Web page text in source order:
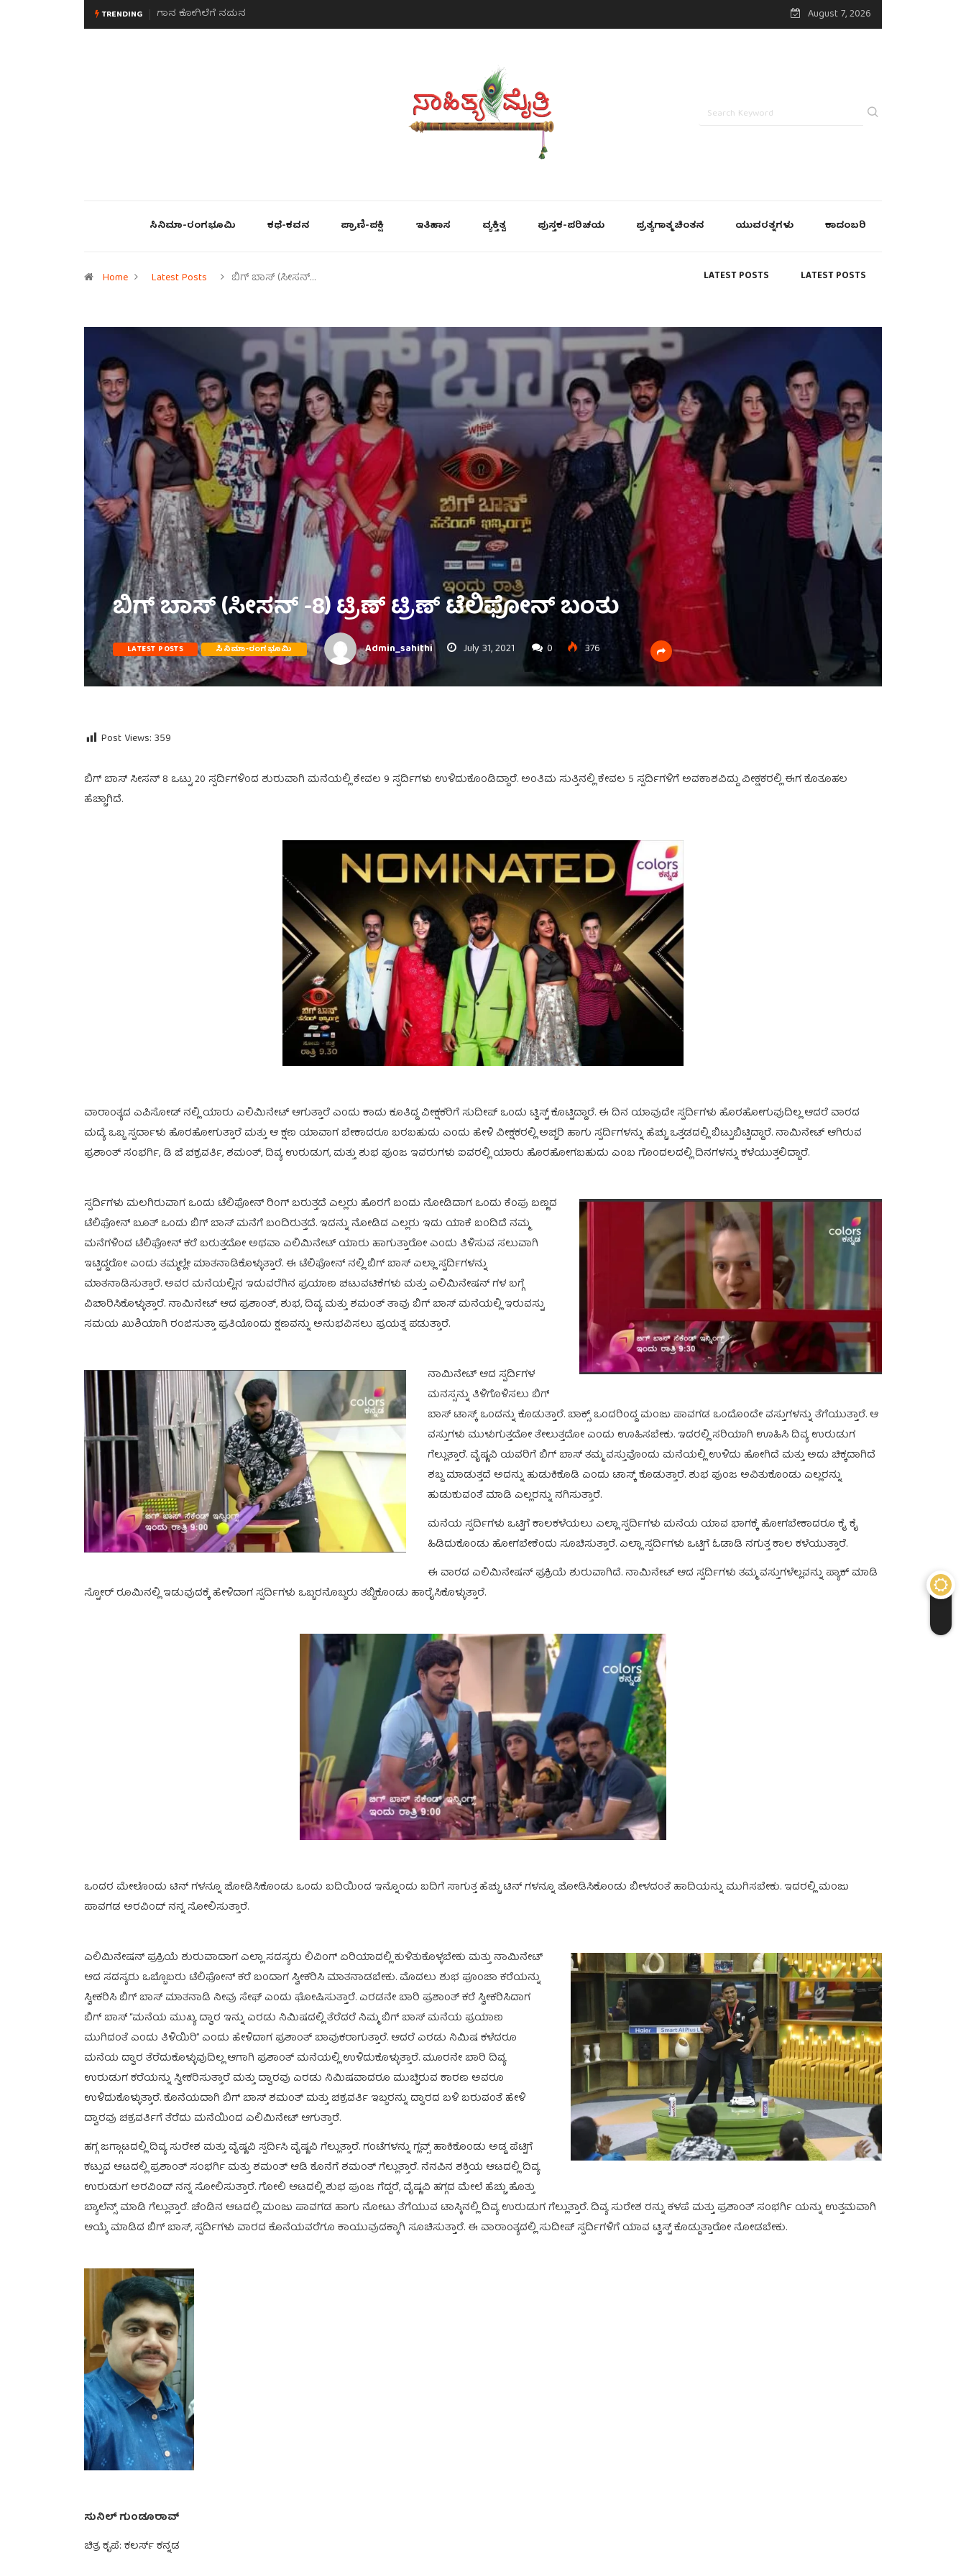
TRENDING ಮನಸಿನ ಸವಿಭಾವ August 7, 2026
ಸಿನಿಮಾ-ರಂಗಭೂಮಿ ಕಥೆ-ಕವನ ಪ್ರಾಣಿ-ಪಕ್ಷಿ ಇತಿಹಾಸ ವ್ಯಕ್ತಿತ್ವ ಪುಸ್ತಕ-ಪರಿಚಯ ಪ್ರತ್ಯಗಾತ್ಮ ಚಿಂತನ ಯುವರತ್ನಗಳು ಕಾದಂಬರಿ
LATEST POSTS LATEST POSTS
Home Latest Posts ಬಿಗ್ ಬಾಸ್ (ಸೀಸನ್…
ಬಿಗ್ ಬಾಸ್ (ಸೀಸನ್ -8) ಟ್ರಿಣ್ ಟ್ರಿಣ್ ಟೆಲಿಫೋನ್ ಬಂತು
LATEST POSTS ಸಿನಿಮಾ-ರಂಗಭೂಮಿ Admin_sahithi July 31, 2021 0 376
Post Views: 359
ಬಿಗ್ ಬಾಸ್ ಸೀಸನ್ 8 ಒಟ್ಟು 20 ಸ್ಪರ್ದಿಗಳಿಂದ ಶುರುವಾಗಿ ಮನೆಯಲ್ಲಿ ಕೇವಲ 9 ಸ್ಪರ್ದಿಗಳು ಉಳಿದುಕೊಂಡಿದ್ದಾರೆ. ಅಂತಿಮ ಸುತ್ತಿನಲ್ಲಿ ಕೇವಲ 5 ಸ್ಪರ್ದಿಗಳಿಗೆ ಅವಕಾಶವಿದ್ದು ವೀಕ್ಷಕರಲ್ಲಿ ಈಗ ಕೊತೂಹಲ
ಹೆಚ್ಚಾಗಿದೆ.
ವಾರಾಂತ್ಯದ ಎಪಿಸೋಡ್ ನಲ್ಲಿ ಯಾರು ಎಲಿಮಿನೇಟ್ ಆಗುತ್ತಾರೆ ಎಂದು ಕಾದು ಕೂತಿದ್ದ ವೀಕ್ಷಕರಿಗೆ ಸುದೀಪ್ ಒಂದು ಟ್ವಿಸ್ಟ್ ಕೊಟ್ಟಿದ್ದಾರೆ. ಈ ದಿನ ಯಾವುದೇ ಸ್ಪರ್ದಿಗಳು ಹೊರಹೋಗುವುದಿಲ್ಲ ಆದರೆ ವಾರದ
ಮದ್ಯೆ ಒಬ್ಬ ಸ್ಪರ್ದಾಳು ಹೊರಹೋಗುತ್ತಾರೆ ಮತ್ತು ಆ ಕ್ಷಣ ಯಾವಾಗ ಬೇಕಾದರೂ ಬರಬಹುದು ಎಂದು ಹೇಳಿ ವೀಕ್ಷಕರಲ್ಲಿ ಅಚ್ಚರಿ ಹಾಗು ಸ್ಪರ್ದಿಗಳನ್ನು ಹೆಚ್ಚು ಒತ್ತಡದಲ್ಲಿ ಬಿಟ್ಟುಬಿಟ್ಟಿದ್ದಾರೆ. ನಾಮಿನೇಟ್ ಆಗಿರುವ
ಪ್ರಶಾಂತ್ ಸಂಭರ್ಗಿ, ಡಿ ಜೆ ಚಕ್ರವರ್ತಿ, ಶಮಂತ್, ದಿವ್ಯ ಉರುಡುಗ, ಮತ್ತು ಶುಭ ಪುಂಜ ಇವರುಗಳು ಐವರಲ್ಲಿ ಯಾರು ಹೊರಹೋಗಬಹುದು ಎಂಬ ಗೊಂದಲದಲ್ಲಿ ದಿನಗಳನ್ನು ಕಳೆಯುತ್ತಲಿದ್ದಾರೆ.
ಸ್ಪರ್ದಿಗಳು ಮಲಗಿರುವಾಗ ಒಂದು ಟೆಲಿಫೋನ್ ರಿಂಗ್ ಬರುತ್ತದೆ ಎಲ್ಲರು ಹೊರಗೆ ಬಂದು ನೋಡಿದಾಗ ಒಂದು ಕೆಂಪು ಬಣ್ಣದ
ಟೆಲಿಫೋನ್ ಬೂತ್ ಒಂದು ಬಿಗ್ ಬಾಸ್ ಮನೆಗೆ ಬಂದಿರುತ್ತದೆ. ಇದನ್ನು ನೋಡಿದ ಎಲ್ಲರು ಇದು ಯಾಕೆ ಬಂದಿದೆ ನಮ್ಮ
ಮನೆಗಳಿಂದ ಟೆಲಿಫೋನ್ ಕರೆ ಬರುತ್ತದೋ ಅಥವಾ ಎಲಿಮಿನೇಟ್ ಯಾರು ಹಾಗುತ್ತಾರೋ ಎಂದು ತಿಳಿಸುವ ಸಲುವಾಗಿ
ಇಟ್ಟಿದ್ದರೋ ಎಂದು ತಮ್ಮಲ್ಲೇ ಮಾತನಾಡಿಕೊಳ್ಳುತ್ತಾರೆ. ಈ ಟೆಲಿಫೋನ್ ನಲ್ಲಿ ಬಿಗ್ ಬಾಸ್ ಎಲ್ಲಾ ಸ್ಪರ್ದಿಗಳನ್ನು
ಮಾತನಾಡಿಸುತ್ತಾರೆ. ಅವರ ಮನೆಯಲ್ಲಿನ ಇದುವರೆಗಿನ ಪ್ರಯಾಣ ಚಟುವಟಿಕೆಗಳು ಮತ್ತು ಎಲಿಮಿನೇಷನ್ ಗಳ ಬಗ್ಗೆ
ವಿಚಾರಿಸಿಕೊಳ್ಳುತ್ತಾರೆ. ನಾಮಿನೇಟ್ ಆದ ಪ್ರಶಾಂತ್, ಶುಭ, ದಿವ್ಯ ಮತ್ತು ಶಮಂತ್ ತಾವು ಬಿಗ್ ಬಾಸ್ ಮನೆಯಲ್ಲಿ ಇರುವಸ್ಟು
ಸಮಯ ಖುಶಿಯಾಗಿ ರಂಜಿಸುತ್ತಾ ಪ್ರತಿಯೊಂದು ಕ್ಷಣವನ್ನು ಅನುಭವಿಸಲು ಪ್ರಯತ್ನ ಪಡುತ್ತಾರೆ.
ನಾಮಿನೇಟ್ ಆದ ಸ್ಪರ್ದಿಗಳ
ಮನಸ್ಸನ್ನು ತಿಳಿಗೊಳಿಸಲು ಬಿಗ್
ಬಾಸ್ ಟಾಸ್ಕ್ ಒಂದನ್ನು ಕೊಡುತ್ತಾರೆ. ಬಾಕ್ಸ್ ಒಂದರಿಂದ್ದ ಮಂಜು ಪಾವಗಡ ಒಂದೊಂದೇ ವಸ್ತುಗಳನ್ನು ತೆಗೆಯುತ್ತಾರೆ. ಆ
ವಸ್ತುಗಳು ಮುಳುಗುತ್ತದೋ ತೇಲುತ್ತದೋ ಎಂದು ಊಹಿಸಬೇಕು. ಇದರಲ್ಲಿ ಸರಿಯಾಗಿ ಊಹಿಸಿ ದಿವ್ಯ ಉರುಡುಗ
ಗೆಲ್ಲುತ್ತಾರೆ. ವೈಷ್ಣವಿ ಯವರಿಗೆ ಬಿಗ್ ಬಾಸ್ ತಮ್ಮ ವಸ್ತುವೊಂದು ಮನೆಯಲ್ಲಿ ಉಳಿದು ಹೋಗಿದೆ ಮತ್ತು ಅದು ಚಿಕ್ಕದಾಗಿದೆ
ಶಬ್ದ ಮಾಡುತ್ತದೆ ಅದನ್ನು ಹುಡುಕಿಕೊಡಿ ಎಂದು ಟಾಸ್ಕ್ ಕೊಡುತ್ತಾರೆ. ಶುಭ ಪುಂಜ ಅವಿತುಕೊಂಡು ಎಲ್ಲರನ್ನು
ಹುಡುಕುವಂತೆ ಮಾಡಿ ಎಲ್ಲರನ್ನು ನಗಿಸುತ್ತಾರೆ.
ಮನೆಯ ಸ್ಪರ್ದಿಗಳು ಒಟ್ಟಿಗೆ ಕಾಲಕಳೆಯಲು ಎಲ್ಲಾ ಸ್ಪರ್ದಿಗಳು ಮನೆಯ ಯಾವ ಭಾಗಕ್ಕೆ ಹೋಗಬೇಕಾದರೂ ಕೈ ಕೈ
ಹಿಡಿದುಕೊಂಡು ಹೋಗಬೇಕೆಂದು ಸೂಚಿಸುತ್ತಾರೆ. ಎಲ್ಲಾ ಸ್ಪರ್ದಿಗಳು ಒಟ್ಟಿಗೆ ಓಡಾಡಿ ನಗುತ್ತ ಕಾಲ ಕಳೆಯುತ್ತಾರೆ.
ಈ ವಾರದ ಎಲಿಮಿನೇಷನ್ ಪ್ರಕ್ರಿಯೆ ಶುರುವಾಗಿದೆ. ನಾಮಿನೇಟ್ ಆದ ಸ್ಪರ್ದಿಗಳು ತಮ್ಮ ವಸ್ತುಗಳೆಲ್ಲವನ್ನು ಪ್ಯಾಕ್ ಮಾಡಿ
ಸ್ಟೋರ್ ರೂಮಿನಲ್ಲಿ ಇಡುವುದಕ್ಕೆ ಹೇಳಿದಾಗ ಸ್ಪರ್ದಿಗಳು ಒಬ್ಬರನೊಬ್ಬರು ತಬ್ಬಿಕೊಂಡು ಹಾರೈಸಿಕೊಳ್ಳುತ್ತಾರೆ.
ಒಂದರ ಮೇಲೊಂದು ಟಿನ್ ಗಳನ್ನೂ ಜೋಡಿಸಿಕೊಂಡು ಒಂದು ಬದಿಯಿಂದ ಇನ್ನೊಂದು ಬದಿಗೆ ಸಾಗುತ್ತ ಹೆಚ್ಚು ಟಿನ್ ಗಳನ್ನೂ ಜೋಡಿಸಿಕೊಂಡು ಬೀಳದಂತೆ ಹಾದಿಯನ್ನು ಮುಗಿಸಬೇಕು. ಇದರಲ್ಲಿ ಮಂಜು
ಪಾವಗಡ ಅರವಿಂದ್ ನನ್ನ ಸೋಲಿಸುತ್ತಾರೆ.
ಎಲಿಮಿನೇಷನ್ ಪ್ರಕ್ರಿಯೆ ಶುರುವಾದಾಗ ಎಲ್ಲಾ ಸದಸ್ಯರು ಲಿವಿಂಗ್ ಏರಿಯಾದಲ್ಲಿ ಕುಳಿತುಕೊಳ್ಳಬೇಕು ಮತ್ತು ನಾಮಿನೇಟ್
ಆದ ಸದಸ್ಯರು ಒಬ್ಬೊಬರು ಟೆಲಿಫೋನ್ ಕರೆ ಬಂದಾಗ ಸ್ವೀಕರಿಸಿ ಮಾತನಾಡಬೇಕು. ಮೊದಲು ಶುಭ ಪೂಂಜಾ ಕರೆಯನ್ನು
ಸ್ವೀಕರಿಸಿ ಬಿಗ್ ಬಾಸ್ ಮಾತನಾಡಿ ನೀವು ಸೇಫ್ ಎಂದು ಘೋಷಿಸುತ್ತಾರೆ. ಎರಡನೇ ಬಾರಿ ಪ್ರಶಾಂತ್ ಕರೆ ಸ್ವೀಕರಿಸಿದಾಗ
ಬಿಗ್ ಬಾಸ್ “ಮನೆಯ ಮುಖ್ಯ ದ್ವಾರ ಇನ್ನು ಎರಡು ನಿಮಿಷದಲ್ಲಿ ತೆರೆದರೆ ನಿಮ್ಮ ಬಿಗ್ ಬಾಸ್ ಮನೆಯ ಪ್ರಯಾಣ
ಮುಗಿದಂತೆ ಎಂದು ತಿಳಿಯಿರಿ” ಎಂದು ಹೇಳಿದಾಗ ಪ್ರಶಾಂತ್ ಬಾವುಕರಾಗುತ್ತಾರೆ. ಆದರೆ ಎರಡು ನಿಮಿಷ ಕಳೆದರೂ
ಮನೆಯ ದ್ವಾರ ತೆರೆದುಕೊಳ್ಳುವುದಿಲ್ಲ ಆಗಾಗಿ ಪ್ರಶಾಂತ್ ಮನೆಯಲ್ಲಿ ಉಳಿದುಕೊಳ್ಳುತ್ತಾರೆ. ಮೂರನೇ ಬಾರಿ ದಿವ್ಯ
ಉರುಡುಗ ಕರೆಯನ್ನು ಸ್ವೀಕರಿಸುತ್ತಾರೆ ಮತ್ತು ದ್ವಾರವು ಎರಡು ನಿಮಿಷವಾದರೂ ಮುಚ್ಚಿರುವ ಕಾರಣ ಅವರೂ
ಉಳಿದುಕೊಳ್ಳುತ್ತಾರೆ. ಕೊನೆಯದಾಗಿ ಬಿಗ್ ಬಾಸ್ ಶಮಂತ್ ಮತ್ತು ಚಕ್ರವರ್ತಿ ಇಬ್ಬರನ್ನು ದ್ವಾರದ ಬಳಿ ಬರುವಂತೆ ಹೇಳಿ
ದ್ವಾರವು ಚಕ್ರವರ್ತಿಗೆ ತೆರೆದು ಮನೆಯಿಂದ ಎಲಿಮಿನೇಟ್ ಆಗುತ್ತಾರೆ.
ಹಗ್ಗ ಜಗ್ಗಾಟದಲ್ಲಿ ದಿವ್ಯ ಸುರೇಶ ಮತ್ತು ವೈಷ್ಣವಿ ಸ್ಪರ್ದಿಸಿ ವೈಷ್ಣವಿ ಗೆಲ್ಲುತ್ತಾರೆ. ಗಂಟೆಗಳನ್ನು ಗ್ಲವ್ಸ್ ಹಾಕಿಕೊಂಡು ಅಡ್ಡ ಪೆಟ್ಟಿಗೆ
ಕಟ್ಟುವ ಆಟದಲ್ಲಿ ಪ್ರಶಾಂತ್ ಸಂಭರ್ಗಿ ಮತ್ತು ಶಮಂತ್ ಆಡಿ ಕೊನೆಗೆ ಶಮಂತ್ ಗೆಲ್ಲುತ್ತಾರೆ. ನೆನಪಿನ ಶಕ್ತಿಯ ಆಟದಲ್ಲಿ ದಿವ್ಯ
ಉರುಡುಗ ಅರವಿಂದ್ ನನ್ನ ಸೋಲಿಸುತ್ತಾರೆ. ಗೋಲಿ ಆಟದಲ್ಲಿ ಶುಭ ಪುಂಜ ಗೆದ್ದರೆ, ವೈಷ್ಣವಿ ಹಗ್ಗದ ಮೇಲೆ ಹೆಚ್ಚು ಹೊತ್ತು
ಬ್ಯಾಲೆನ್ಸ್ ಮಾಡಿ ಗೆಲ್ಲುತ್ತಾರೆ. ಚೆಂಡಿನ ಆಟದಲ್ಲಿ ಮಂಜು ಪಾವಗಡ ಹಾಗು ನೋಟು ತೆಗೆಯುವ ಟಾಸ್ಕಿನಲ್ಲಿ ದಿವ್ಯ ಉರುಡುಗ ಗೆಲ್ಲುತ್ತಾರೆ. ದಿವ್ಯ ಸುರೇಶ ರನ್ನು ಕಳಪೆ ಮತ್ತು ಪ್ರಶಾಂತ್ ಸಂಭರ್ಗಿ ಯನ್ನು ಉತ್ತಮವಾಗಿ
ಆಯ್ಕೆ ಮಾಡಿದ ಬಿಗ್ ಬಾಸ್, ಸ್ಪರ್ದಿಗಳು ವಾರದ ಕೊನೆಯವರೆಗೂ ಕಾಯುವುದಕ್ಕಾಗಿ ಸೂಚಿಸುತ್ತಾರೆ. ಈ ವಾರಾಂತ್ಯದಲ್ಲಿ ಸುದೀಪ್ ಸ್ಪರ್ದಿಗಳಿಗೆ ಯಾವ ಟ್ವಿಸ್ಟ್ ಕೊಡ್ದುತ್ತಾರೋ ನೋಡಬೇಕು.
ಸುನಿಲ್ ಗುಂಡೂರಾವ್
ಚಿತ್ರ ಕೃಪೆ: ಕಲರ್ಸ್ ಕನ್ನಡ